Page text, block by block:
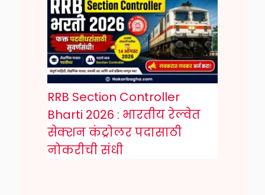
RRB Section Controller
Bharti 2026 : भारतीय रेल्वेत
सेक्शन कंट्रोलर पदासाठी
नोकरीची संधी